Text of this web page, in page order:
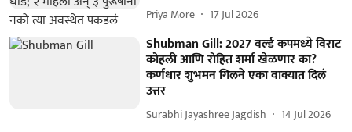
Priya More 17 Jul 2026
Shubman Gill: 2027 वर्ल्ड कपमध्ये विराट
कोहली आणि रोहित शर्मा खेळणार का?
कर्णधार शुभमन गिलने एका वाक्यात दिलं
उत्तर
Surabhi Jayashree Jagdish 14 Jul 2026